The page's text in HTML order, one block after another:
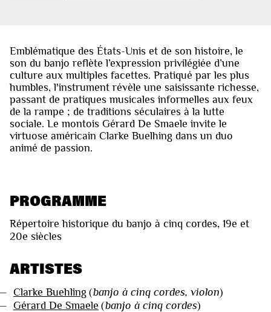
Emblématique des États-Unis et de son histoire, le
son du banjo reflète l’expression privilégiée d’une
culture aux multiples facettes. Pratiqué par les plus
humbles, l'instrument révèle une saisissante richesse,
passant de pratiques musicales informelles aux feux
de la rampe ; de traditions séculaires à la lutte
sociale. Le montois Gérard De Smaele invite le
virtuose américain Clarke Buelhing dans un duo
animé de passion.
PROGRAMME
Répertoire historique du banjo à cinq cordes, 19e et
20e siècles
ARTISTES
Clarke Buehling (banjo à cinq cordes, violon)
Gérard De Smaele (banjo à cinq cordes)